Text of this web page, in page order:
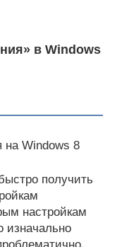
в Windows
получить
настройкам
изначально